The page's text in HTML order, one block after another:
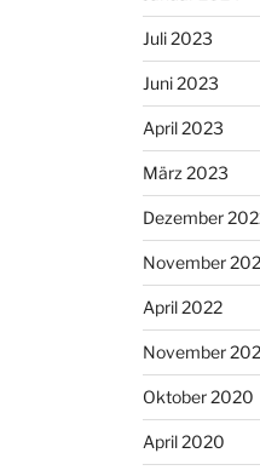
Juli 2023
Juni 2023
April 2023
März 2023
Dezember
November
April 2022
November
Oktober 2020
April 2020